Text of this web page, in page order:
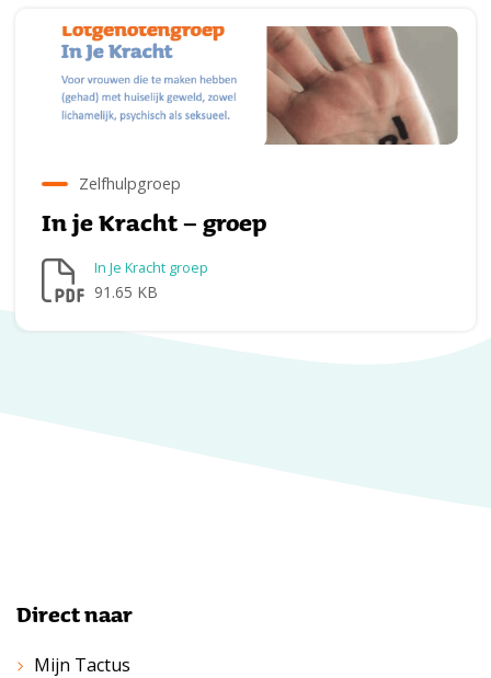
Zelfhulpgroep
In je Kracht – groep
91.65 KB
In Je Kracht groep
Direct naar
Mijn Tactus